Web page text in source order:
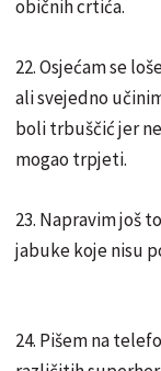
običnih crtića.
22. Osjećam se
ali svejedno
boli trbuščić jer
mogao trpjeti.
23. Napravim još
jabuke koje nisu
24. Pišem na